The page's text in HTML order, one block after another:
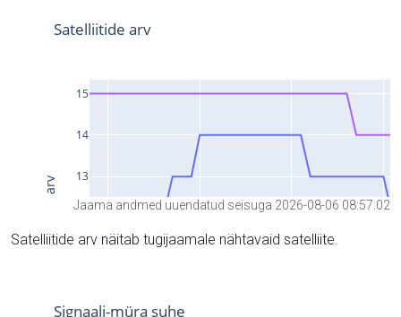
Jaama andmed uuendatud seisuga 2026-08-06 08:57:02
Satelliitide arv näitab tugijaamale nähtavaid satelliite.